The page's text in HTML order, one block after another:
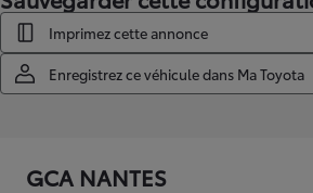
Imprimez cette annonce
Enregistrez ce véhicule dans Ma Toyota
GCA NANTES